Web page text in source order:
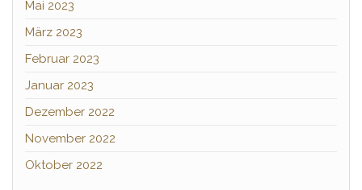
Mai 2023
März 2023
Februar 2023
Januar 2023
Dezember 2022
November 2022
Oktober 2022